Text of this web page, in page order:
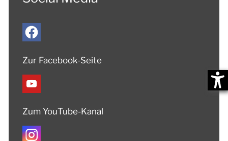
Zur Facebook-Seite
Zum YouTube-Kanal